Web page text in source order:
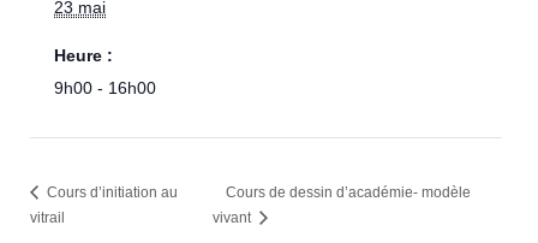
23 mai
Heure :
9h00 - 16h00
Cours d’initiation au
vitrail
Cours de dessin d’académie- modèle
vivant